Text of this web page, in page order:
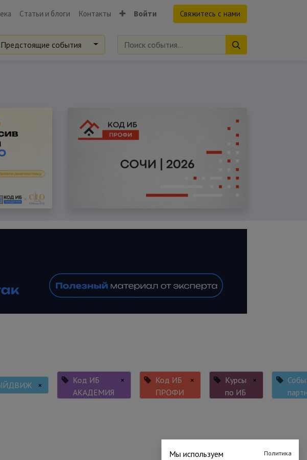
Статьи и блоги Контакты Войти Свяжитесь с нами
Предстоящие события
×
Код ИБ
АКАДЕМИЯ
×
Код ИБ
ПРОФИ
×
Курсы
по ИБ
×
Мы используем
Политика